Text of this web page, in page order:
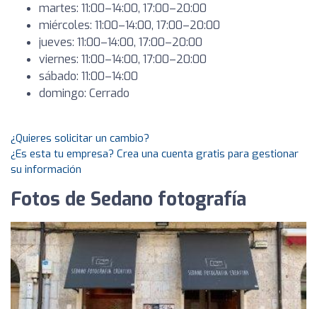
martes: 11:00–14:00, 17:00–20:00
miércoles: 11:00–14:00, 17:00–20:00
jueves: 11:00–14:00, 17:00–20:00
viernes: 11:00–14:00, 17:00–20:00
sábado: 11:00–14:00
domingo: Cerrado
¿Quieres solicitar un cambio?
¿Es esta tu empresa? Crea una cuenta gratis para gestionar
su información
Fotos de Sedano fotografía